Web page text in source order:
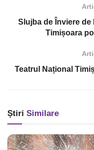
Slujba de Înviere
Timișoara
Teatrul Național
Știri Similare